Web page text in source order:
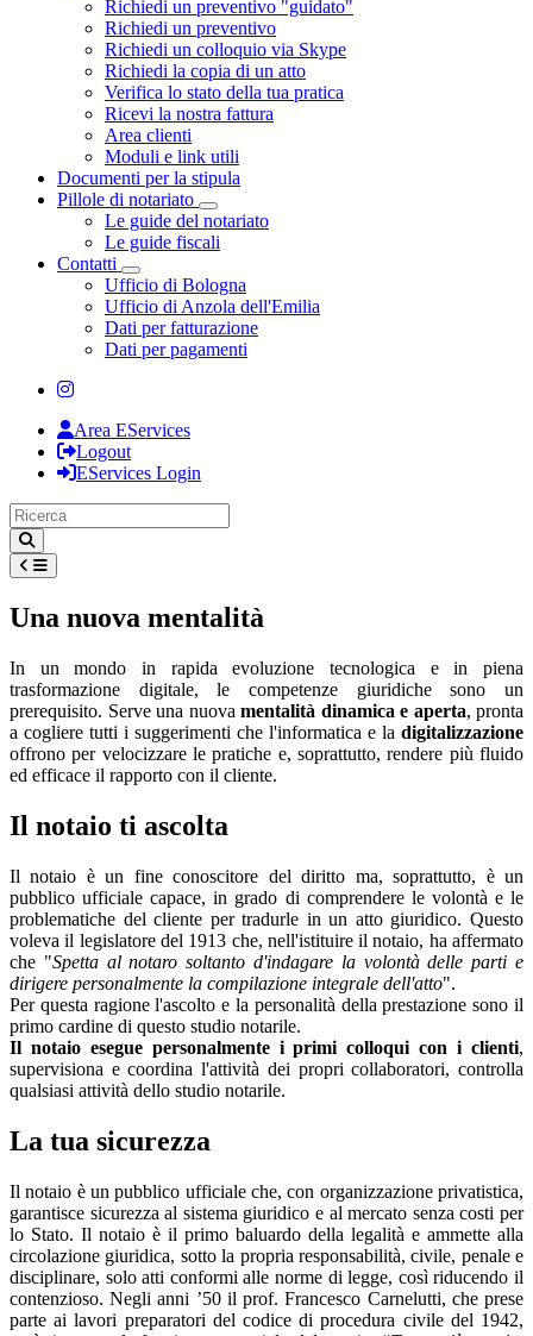
Richiedi un preventivo "guidato"
Richiedi un preventivo
Richiedi un colloquio via Skype
Richiedi la copia di un atto
Verifica lo stato della tua pratica
Ricevi la nostra fattura
Area clienti
Moduli e link utili
Documenti per la stipula
Pillole di notariato
Toggle Dropdown
Le guide del notariato
Le guide fiscali
Contatti
Toggle Dropdown
Ufficio di Bologna
Ufficio di Anzola dell'Emilia
Dati per fatturazione
Dati per pagamenti
Area EServices
Logout
EServices Login
Una nuova mentalità
In un mondo in rapida evoluzione tecnologica e in piena
trasformazione digitale, le competenze giuridiche sono un
prerequisito. Serve una nuova mentalità dinamica e aperta, pronta
a cogliere tutti i suggerimenti che l'informatica e la digitalizzazione
offrono per velocizzare le pratiche e, soprattutto, rendere più fluido
ed efficace il rapporto con il cliente.
Il notaio ti ascolta
Il notaio è un fine conoscitore del diritto ma, soprattutto, è un
pubblico ufficiale capace, in grado di comprendere le volontà e le
problematiche del cliente per tradurle in un atto giuridico. Questo
voleva il legislatore del 1913 che, nell'istituire il notaio, ha affermato
che "Spetta al notaro soltanto d'indagare la volontà delle parti e
dirigere personalmente la compilazione integrale dell'atto".
Per questa ragione l'ascolto e la personalità della prestazione sono il
primo cardine di questo studio notarile.
Il notaio esegue personalmente i primi colloqui con i clienti,
supervisiona e coordina l'attività dei propri collaboratori, controlla
qualsiasi attività dello studio notarile.
La tua sicurezza
Il notaio è un pubblico ufficiale che, con organizzazione privatistica,
garantisce sicurezza al sistema giuridico e al mercato senza costi per
lo Stato. Il notaio è il primo baluardo della legalità e ammette alla
circolazione giuridica, sotto la propria responsabilità, civile, penale e
disciplinare, solo atti conformi alle norme di legge, così riducendo il
contenzioso. Negli anni ’50 il prof. Francesco Carnelutti, che prese
parte ai lavori preparatori del codice di procedura civile del 1942,